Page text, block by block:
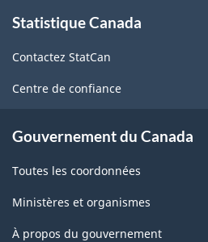
propos
ce
site
Statistique Canada
Contactez StatCan
Centre de confiance
Gouvernement du Canada
Toutes les coordonnées
Ministères et organismes
À propos du gouvernement